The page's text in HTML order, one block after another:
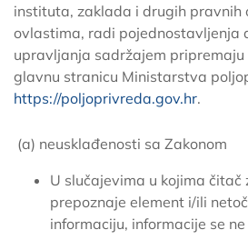
instituta, zaklada i drugih pravnih
ovlastima, radi pojednostavljenja
upravljanja sadržajem pripremaju
glavnu stranicu Ministarstva
https://poljoprivreda.gov.hr.
(a) neusklađenosti sa Zakonom
U slučajevima u kojima čitač
prepoznaje element i/ili
informaciju, informacije se